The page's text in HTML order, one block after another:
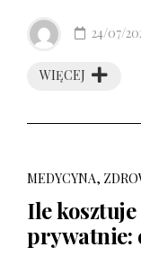
WIĘCEJ
24/07/
MEDYCYNA,
Ile
prywatnie: